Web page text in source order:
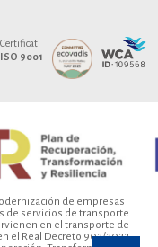
Certificat
ISO 9001
de empresas
de servicios de transporte
en el transporte de
el Real Decreto 902/2022,